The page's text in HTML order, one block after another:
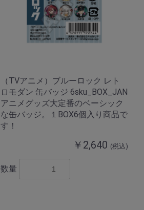
（TVアニメ）ブルーロック レト
ロモダン 缶バッジ 6sku_BOX_JAN
アニメグッズ大定番のベーシック
な缶バッジ。１BOX6個入り商品で
す！
￥2,640 (税込)
数量